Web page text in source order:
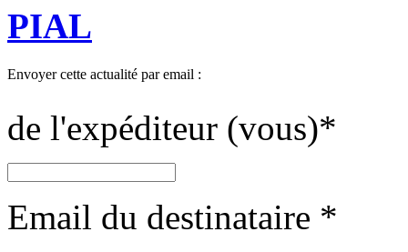
PIAL
Envoyer cette actualité par email :
de l'expéditeur (vous)*
Email du destinataire *